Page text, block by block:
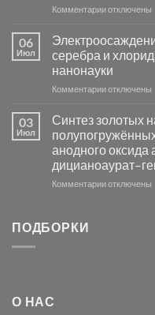
основе
группы
Комментариик
активности
Хлорида
Серебра-
в
видимом
свете
с
помощью
модификации
отключены
06
Июл
серебра и
нанонауки
Комментариик
серебра
с
электродов
серебра
и
отключены
03
Июл
Синтез золотых
анодного оксида
Комментариикотключены
ПОДБОРКИ
О НАС